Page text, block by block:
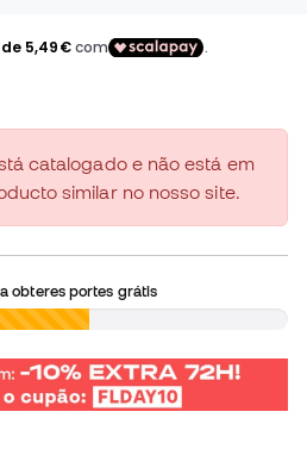
catalogado e não está em
similar no nosso site.
obteres portes grátis